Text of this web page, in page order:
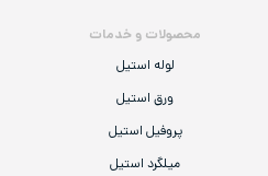
محصولات و خدمات
لوله استیل
ورق استیل
پروفیل استیل
میلگرد استیل